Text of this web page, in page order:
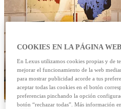
COOKIES EN LA PÁGINA
En Lexus utilizamos cookies propias y de
mejorar el funcionamiento de la web
para mostrar publicidad acorde a tus
aceptar todas las cookies en el botón
preferencias pinchando la opción
botón “rechazar todas”. Más información